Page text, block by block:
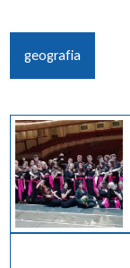
geografia